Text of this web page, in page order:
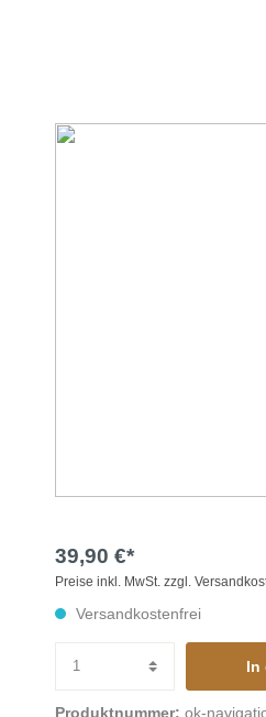
39,90 €*
Preise inkl. MwSt. zzgl.
Versandkostenfrei
In
Produktnummer: ok-